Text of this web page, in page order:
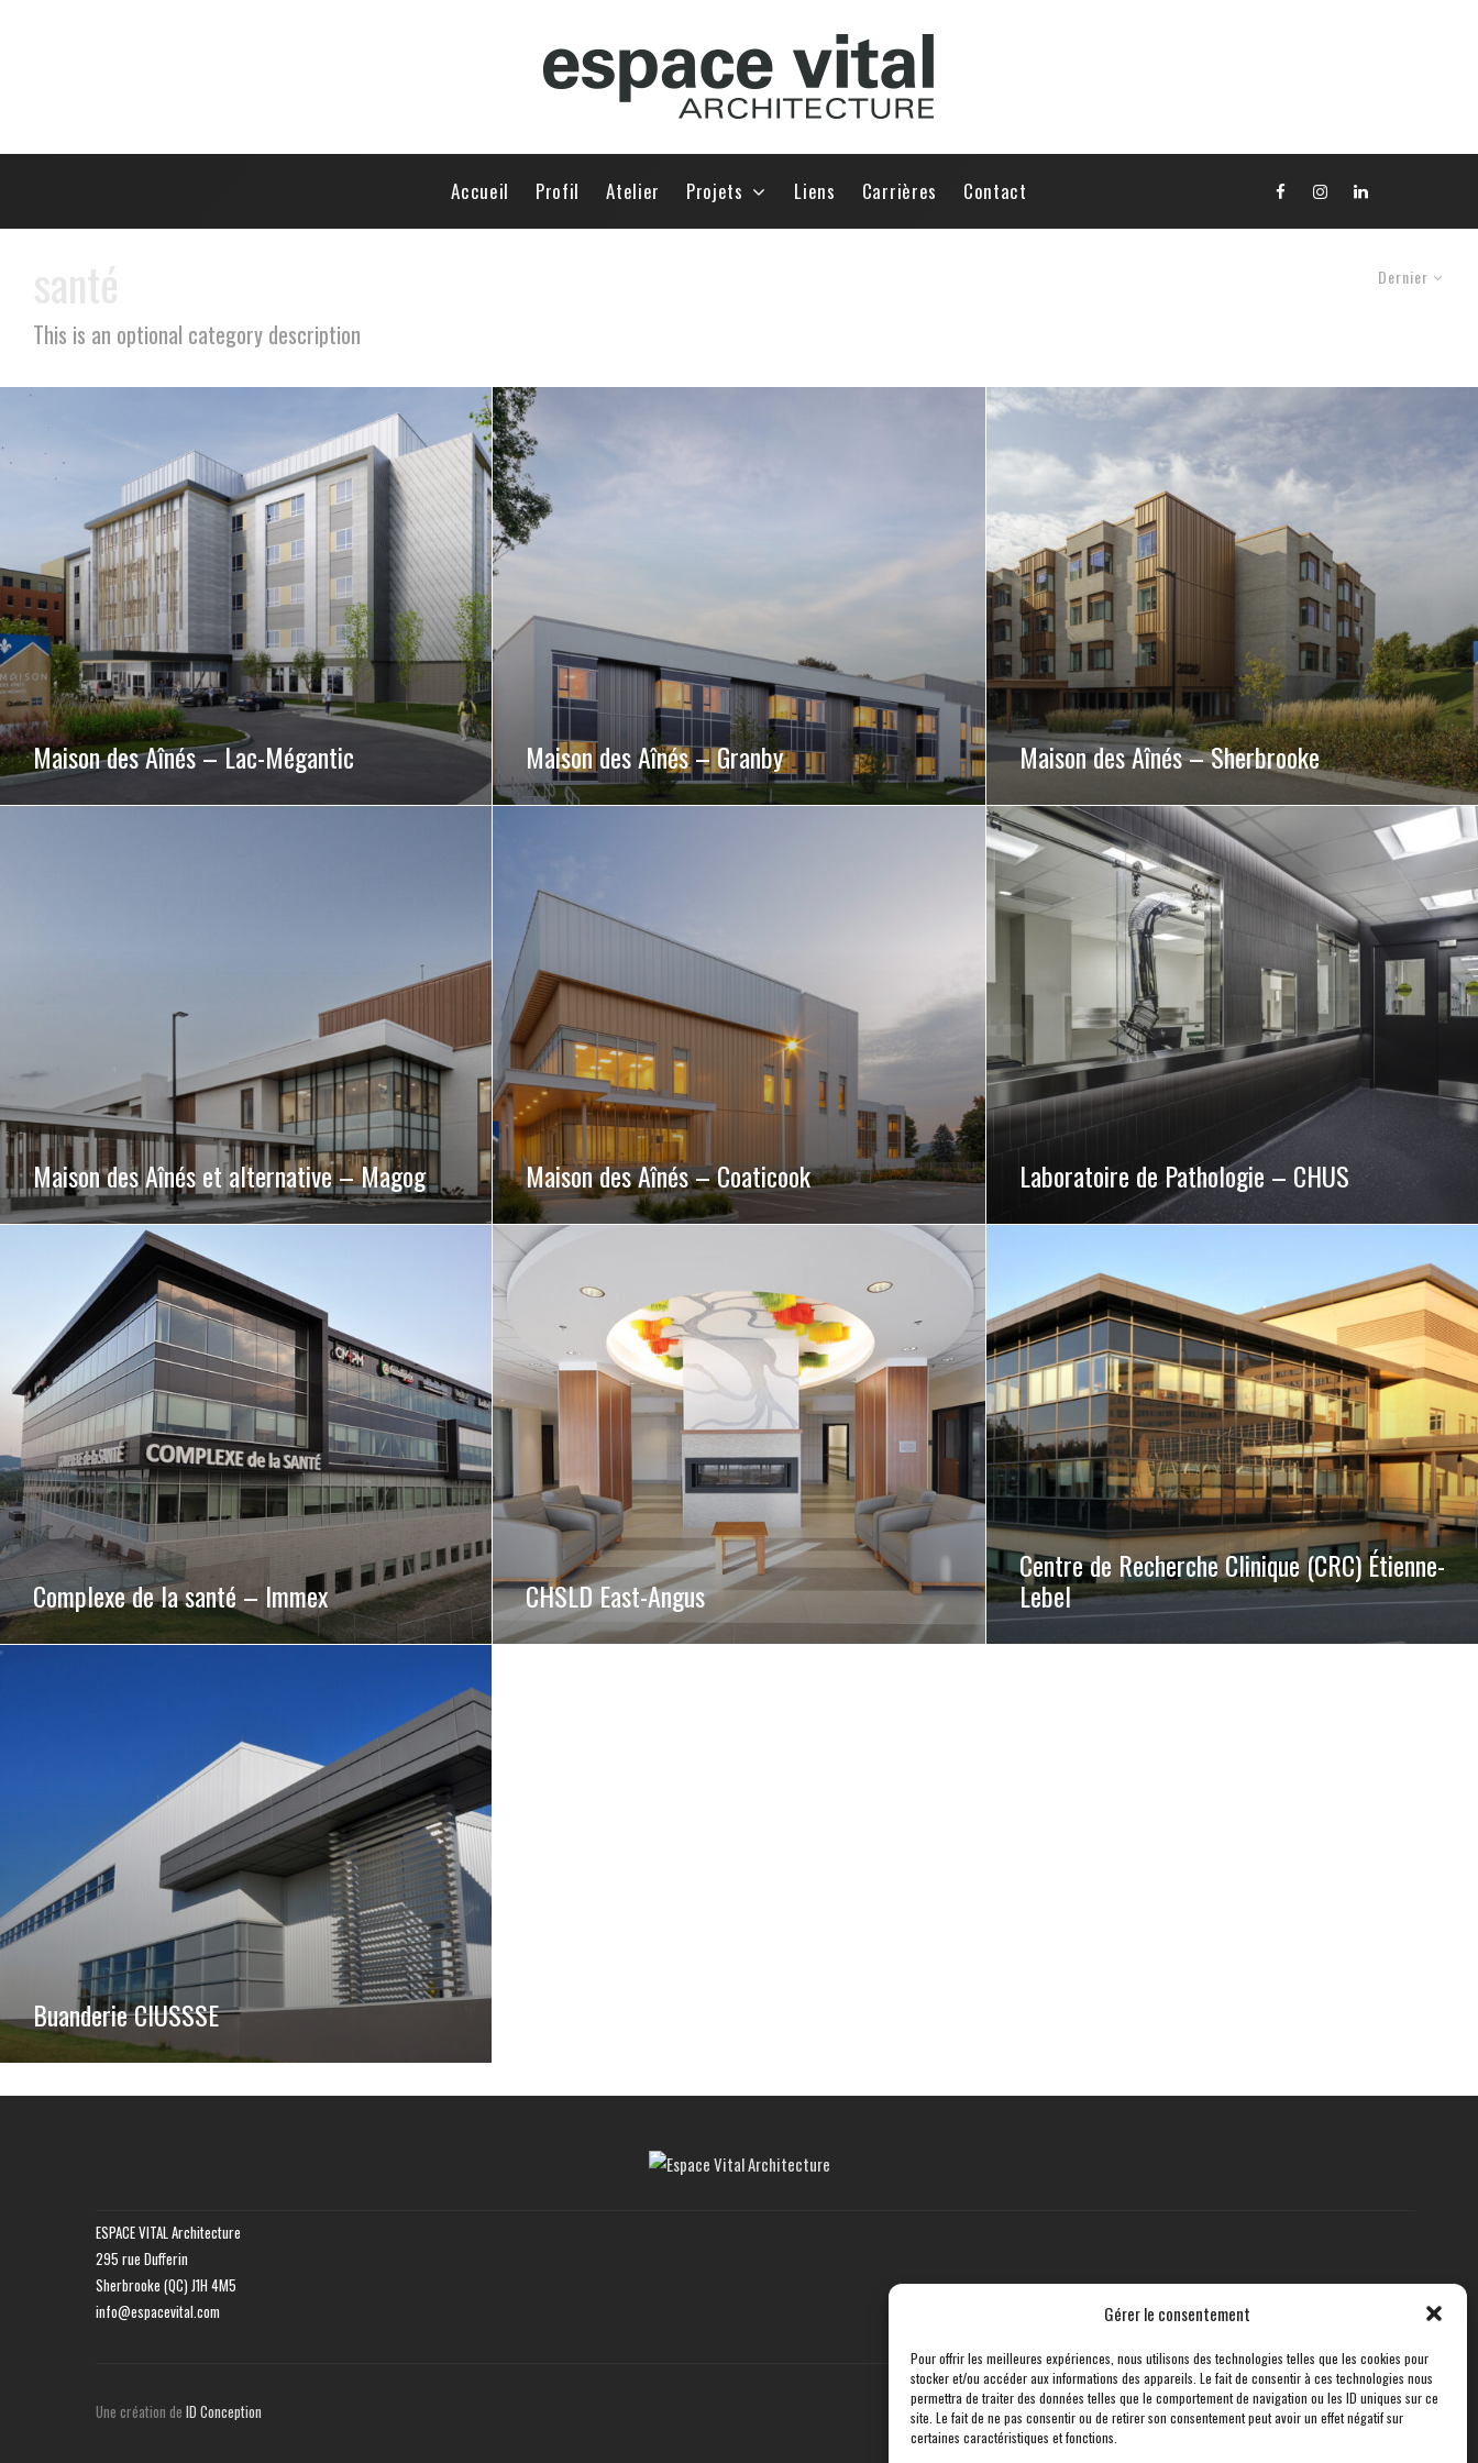
Gérer le consentement
Pour offrir les meilleures expériences, nous utilisons des technologies telles que les cookies pour
stocker et/ou accéder aux informations des appareils. Le fait de consentir à ces technologies nous
permettra de traiter des données telles que le comportement de navigation ou les ID uniques sur ce
site. Le fait de ne pas consentir ou de retirer son consentement peut avoir un effet négatif sur
certaines caractéristiques et fonctions.
Accueil Profil Atelier Projets Liens Carrières Contact
Dernier
This is an optional category description
Maison des Aînés – Lac-Mégantic Maison des Aînés – Granby Maison des Aînés – Sherbrooke
Maison des Aînés et alternative – Magog Maison des Aînés – Coaticook Laboratoire de Pathologie – CHUS
Complexe de la santé – Immex CHSLD East-Angus
Centre de Recherche Clinique (CRC) Étienne-
Lebel
Buanderie CIUSSSE
ESPACE VITAL Architecture
295 rue Dufferin
Sherbrooke (QC) J1H 4M5
info@espacevital.com
Une création de ID Conception